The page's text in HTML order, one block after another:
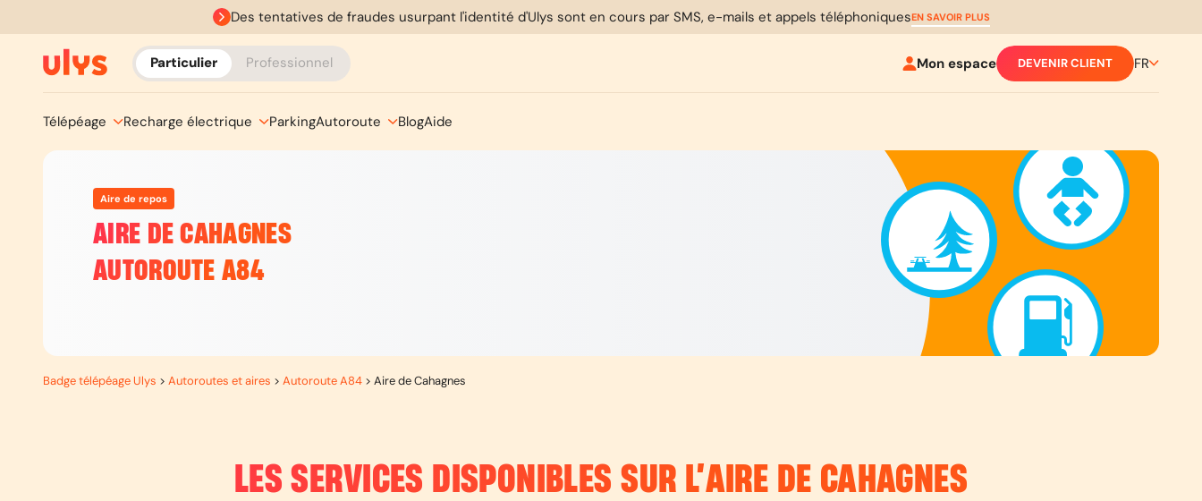
Des tentatives de fraudes usurpant l'identité d'Ulys sont en cours par SMS, e-mails et appels téléphoniquesEN SAVOIR PLUS
Particulier Professionnel Mon espace DEVENIR CLIENT FR
Télépéage Recharge électrique ParkingAutoroute BlogAide
Aire de repos
AIRE DE CAHAGNES
AUTOROUTE A84
Badge télépéage Ulys > Autoroutes et aires > Autoroute A84 > Aire de Cahagnes
LES SERVICES DISPONIBLES SUR L’AIRE DE CAHAGNES